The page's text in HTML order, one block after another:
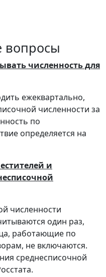
вопросы
численность для
ежеквартально,
численности за
по
определяется на
и
численности
один раз,
работающие по
не включаются.
среднесписочной